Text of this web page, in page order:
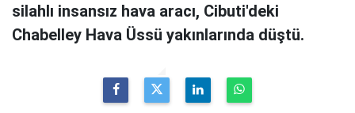
silahlı insansız hava aracı, Cibuti'deki
Chabelley Hava Üssü yakınlarında düştü.